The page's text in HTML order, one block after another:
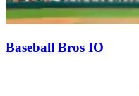
Baseball Bros IO